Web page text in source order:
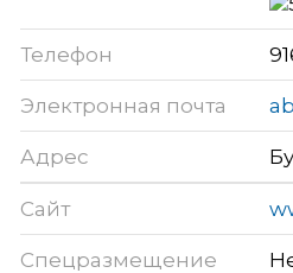
Телефон
Электронная почта
Адрес
Сайт
Спецразмещение